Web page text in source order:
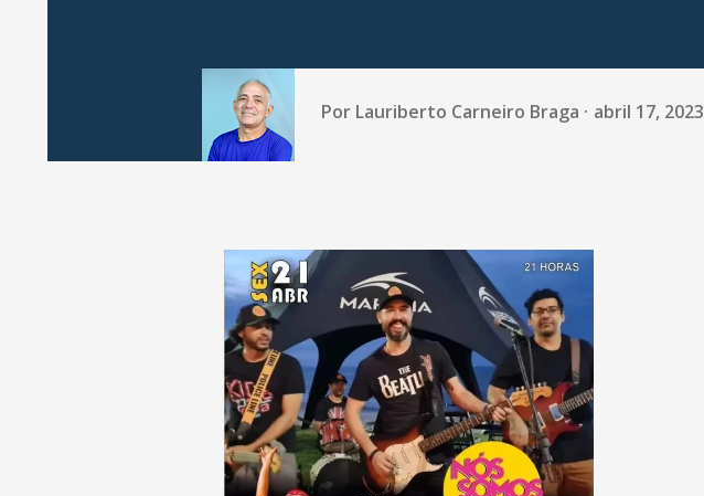
Por Lauriberto Carneiro Braga abril 17, 2023